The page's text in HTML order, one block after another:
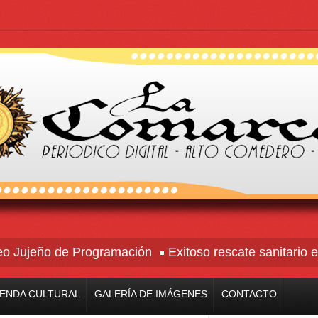
de Programación Exitoso rescate sanitario en
CULTURAL GALERÍA DE IMÁGENES CONTACTO